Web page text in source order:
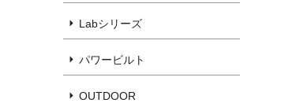
Labシリーズ
パワービルト
OUTDOOR